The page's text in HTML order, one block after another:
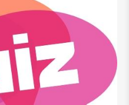
Rues au féminin